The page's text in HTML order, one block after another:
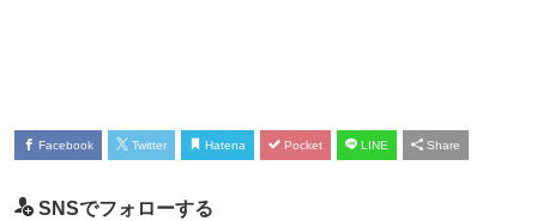
Facebook Twitter Hatena Pocket LINE Share
SNSでフォローする